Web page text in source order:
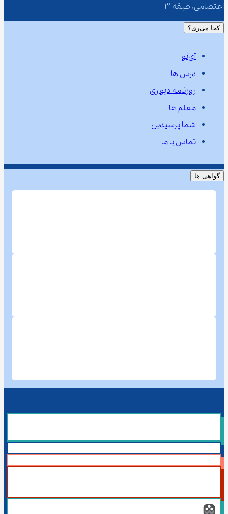
اعتصامی، طبقه 3
کجا می‌ری؟
آی‌نو
درس ها
روزنامه دیواری
معلم ها
شما پرسیدین
تماس با ما
گواهی ها